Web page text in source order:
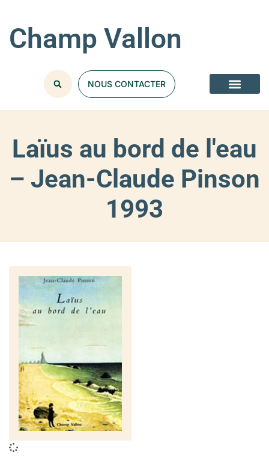
Champ Vallon
NOUS CONTACTER
Laïus au bord de l'eau
– Jean-Claude Pinson
1993